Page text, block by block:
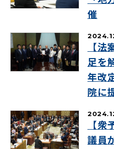
催
【
足を
年改
院に
【
議員